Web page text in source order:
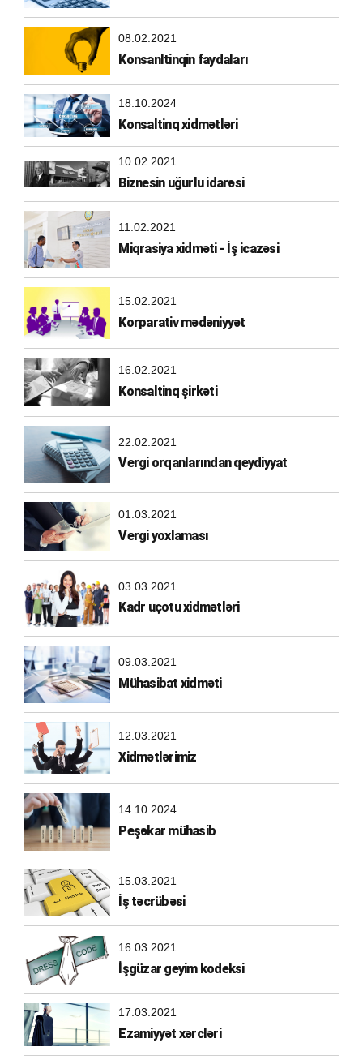
08.02.2021
Konsanltinqin faydaları
18.10.2024
Konsaltinq xidmətləri
10.02.2021
Biznesin uğurlu idarəsi
11.02.2021
Miqrasiya xidməti - İş icazəsi
15.02.2021
Korparativ mədəniyyət
16.02.2021
Konsaltinq şirkəti
22.02.2021
Vergi orqanlarından qeydiyyat
01.03.2021
Vergi yoxlaması
03.03.2021
Kadr uçotu xidmətləri
09.03.2021
Mühasibat xidməti
12.03.2021
Xidmətlərimiz
14.10.2024
Peşəkar mühasib
15.03.2021
İş təcrübəsi
16.03.2021
İşgüzar geyim kodeksi
17.03.2021
Ezamiyyət xərcləri